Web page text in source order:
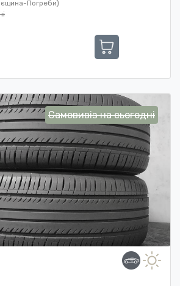
Погреби)
Самовивіз на сьогодні